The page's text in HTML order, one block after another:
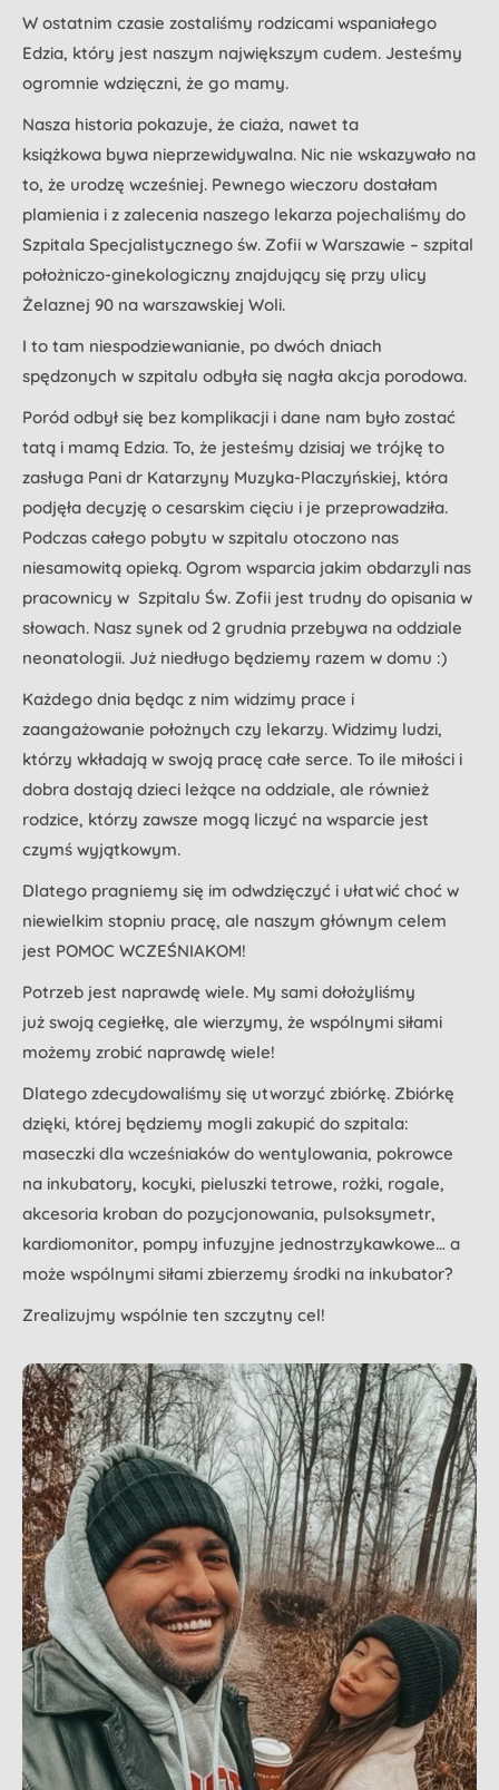
W ostatnim czasie zostaliśmy rodzicami wspaniałego
Edzia, który jest naszym największym cudem. Jesteśmy
ogromnie wdzięczni, że go mamy.
Nasza historia pokazuje, że ciaża, nawet ta
książkowa bywa nieprzewidywalna. Nic nie wskazywało na
to, że urodzę wcześniej. Pewnego wieczoru dostałam
plamienia i z zalecenia naszego lekarza pojechaliśmy do
Szpitala Specjalistycznego św. Zofii w Warszawie – szpital
położniczo-ginekologiczny znajdujący się przy ulicy
Żelaznej 90 na warszawskiej Woli.
I to tam niespodziewanianie, po dwóch dniach
spędzonych w szpitalu odbyła się nagła akcja porodowa.
Poród odbył się bez komplikacji i dane nam było zostać
tatą i mamą Edzia. To, że jesteśmy dzisiaj we trójkę to
zasługa Pani dr Katarzyny Muzyka-Placzyńskiej, która
podjęła decyzję o cesarskim cięciu i je przeprowadziła.
Podczas całego pobytu w szpitalu otoczono nas
niesamowitą opieką. Ogrom wsparcia jakim obdarzyli nas
pracownicy w Szpitalu Św. Zofii jest trudny do opisania w
słowach. Nasz synek od 2 grudnia przebywa na oddziale
neonatologii. Już niedługo będziemy razem w domu :)
Każdego dnia będąc z nim widzimy prace i
zaangażowanie położnych czy lekarzy. Widzimy ludzi,
którzy wkładają w swoją pracę całe serce. To ile miłości i
dobra dostają dzieci leżące na oddziale, ale również
rodzice, którzy zawsze mogą liczyć na wsparcie jest
czymś wyjątkowym.
Dlatego pragniemy się im odwdzięczyć i ułatwić choć w
niewielkim stopniu pracę, ale naszym głównym celem
jest POMOC WCZEŚNIAKOM!
Potrzeb jest naprawdę wiele. My sami dołożyliśmy
już swoją cegiełkę, ale wierzymy, że wspólnymi siłami
możemy zrobić naprawdę wiele!
Dlatego zdecydowaliśmy się utworzyć zbiórkę. Zbiórkę
dzięki, której będziemy mogli zakupić do szpitala:
maseczki dla wcześniaków do wentylowania, pokrowce
na inkubatory, kocyki, pieluszki tetrowe, rożki, rogale,
akcesoria kroban do pozycjonowania, pulsoksymetr,
kardiomonitor, pompy infuzyjne jednostrzykawkowe… a
może wspólnymi siłami zbierzemy środki na inkubator?
Zrealizujmy wspólnie ten szczytny cel!